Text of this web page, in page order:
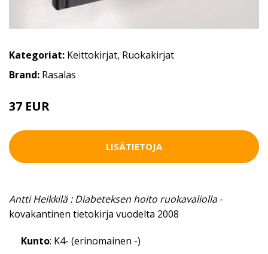
Kategoriat: Keittokirjat, Ruokakirjat
Brand: Rasalas
37 EUR
LISÄTIETOJA
Antti Heikkilä : Diabeteksen hoito ruokavaliolla-
kovakantinen tietokirja vuodelta 2008
Kunto: K4- (erinomainen -)